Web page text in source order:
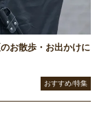
お散歩・お出かけに
おすすめ/特集